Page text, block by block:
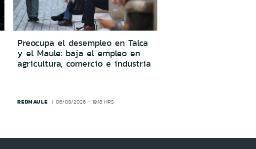
Preocupa el desempleo en Talca
y el Maule: baja el empleo en
agricultura, comercio e industria
REDMAULE 06/08/2026 - 19:18 HRS